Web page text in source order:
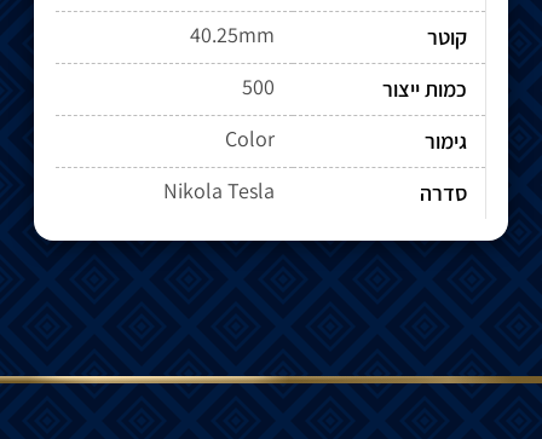
קוטר
40.25mm
כמות ייצור
500
גימור
Color
סדרה
Nikola Tesla